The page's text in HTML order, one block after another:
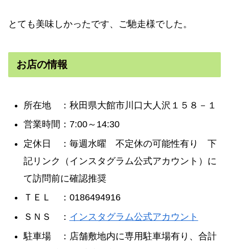
とても美味しかったです、ご馳走様でした。
お店の情報
所在地 ：秋田県大館市川口大人沢１５８－１
営業時間：7:00～14:30
定休日 ：毎週水曜 不定休の可能性有り 下
記リンク（インスタグラム公式アカウント）に
て訪問前に確認推奨
ＴＥＬ ：0186494916
ＳＮＳ ： インスタグラム公式アカウント
駐車場 ：店舗敷地内に専用駐車場有り、合計